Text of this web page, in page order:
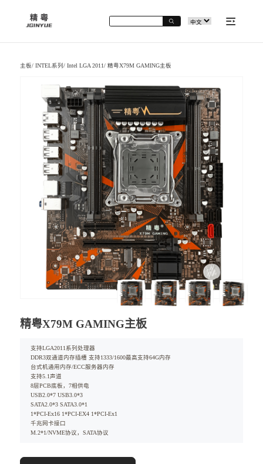
主板/INTEL系列/Intel LGA 2011/精粤X79M GAMING主板
精粤X79M GAMING主板
支持LGA2011系列处理器
DDR3双通道内存插槽 支持1333/1600最高支持64G内存
台式机通用内存/ECC服务器内存
支持5.1声道
8层PCB底板，7相供电
USB2.0*7 USB3.0*3
SATA2.0*3 SATA3.0*1
1*PCI-Ex16 1*PCI-EX4 1*PCI-Ex1
千兆网卡接口
M.2*1/NVME协议，SATA协议